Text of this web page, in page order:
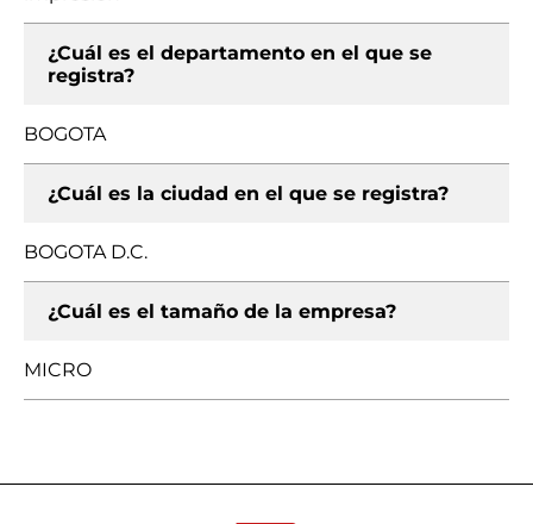
¿Cuál es el departamento en el que se
registra?
BOGOTA
¿Cuál es la ciudad en el que se registra?
BOGOTA D.C.
¿Cuál es el tamaño de la empresa?
MICRO